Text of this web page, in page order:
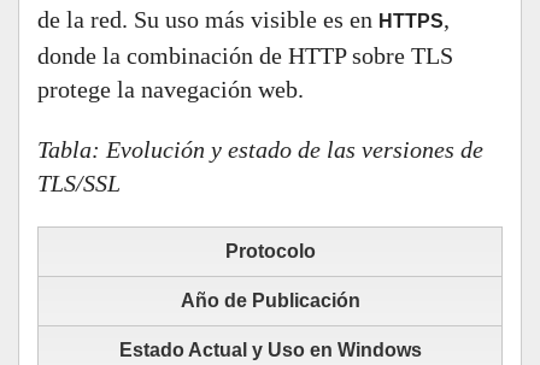
de la red. Su uso más visible es en HTTPS,
donde la combinación de HTTP sobre TLS
protege la navegación web.
Tabla: Evolución y estado de las versiones de
TLS/SSL
Protocolo
Año de Publicación
Estado Actual y Uso en Windows